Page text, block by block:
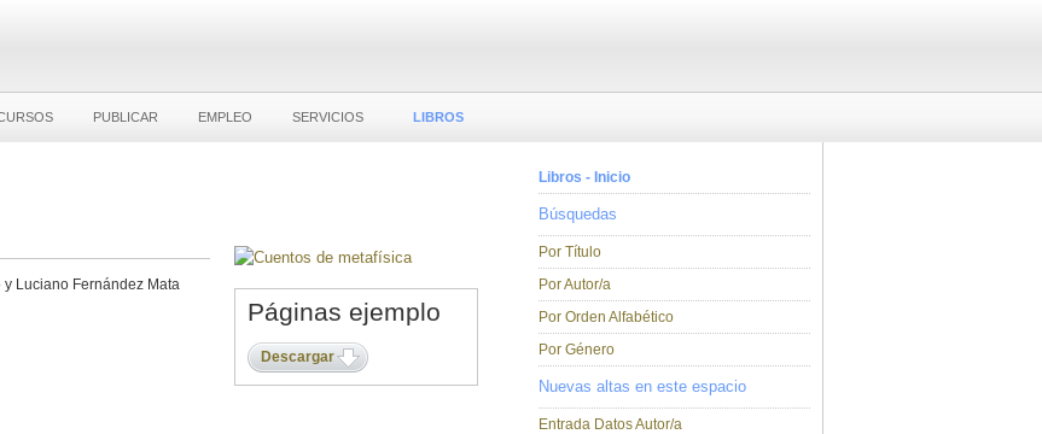
PUBLICAR EMPLEO SERVICIOS LIBROS
Páginas ejemplo
Descargar
Luciano Fernández Mata
Libros - Inicio
Búsquedas
Por Título
Por Autor/a
Por Orden Alfabético
Por Género
Nuevas altas en este espacio
Entrada Datos Autor/a